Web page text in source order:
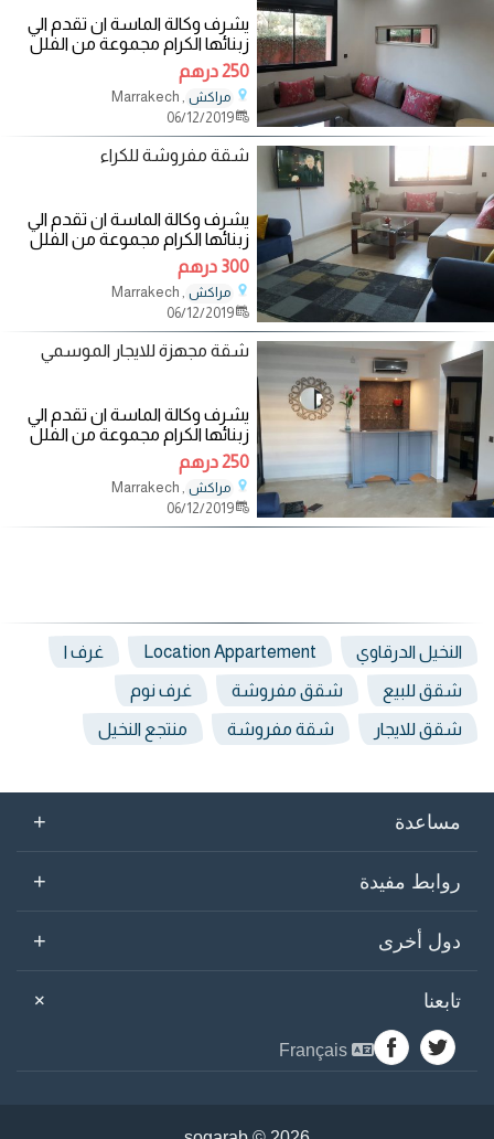
يشرف وكالة الماسة ان تقدم الي
زبنائها الكرام مجموعة من الفلل
والشقق المفروشة الفاخرة والآمنة
في
250 درهم
مراكش , Marrakech
06/12/2019
شقة مفروشة للكراء
يشرف وكالة الماسة ان تقدم الي
زبنائها الكرام مجموعة من الفلل
والشقق المفروشة الفاخرة والآمنة
في
300 درهم
مراكش , Marrakech
06/12/2019
شقة مجهزة للايجار الموسمي
يشرف وكالة الماسة ان تقدم الي
زبنائها الكرام مجموعة من الفلل
والشقق المفروشة الفاخرة والآمنة
في
250 درهم
مراكش , Marrakech
06/12/2019
النخيل الدرقاوي Location Appartement غرف ا
شقق للبيع شقق مفروشة غرف نوم
شقق للايجار شقة مفروشة منتجع النخيل
مساعدة +
روابط مفيدة +
دول أخرى +
تابعنا +